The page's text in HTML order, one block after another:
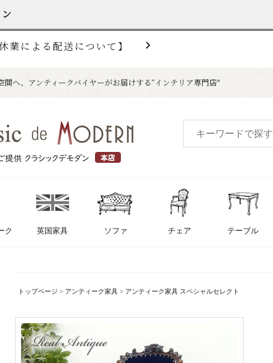
トップページ > アンティーク家具 > アンティーク家具 スペシャルセレクト